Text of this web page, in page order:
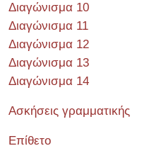
Διαγώνισμα 10
Διαγώνισμα 11
Διαγώνισμα 12
Διαγώνισμα 13
Διαγώνισμα 14
Ασκήσεις γραμματικής
Επίθετο